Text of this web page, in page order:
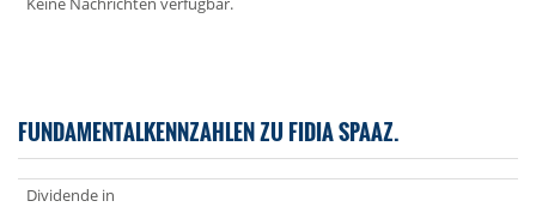
FUNDAMENTALKENNZAHLEN ZU FIDIA SPAAZ.
Dividende in